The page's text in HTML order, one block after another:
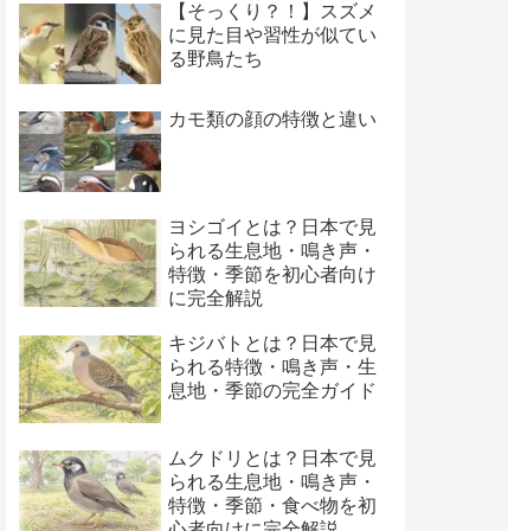
【そっくり？！】スズメ
に見た目や習性が似てい
る野鳥たち
カモ類の顔の特徴と違い
ヨシゴイとは？日本で見
られる生息地・鳴き声・
特徴・季節を初心者向け
に完全解説
キジバトとは？日本で見
られる特徴・鳴き声・生
息地・季節の完全ガイド
ムクドリとは？日本で見
られる生息地・鳴き声・
特徴・季節・食べ物を初